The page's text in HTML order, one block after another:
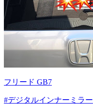
フリード GB7
#デジタルインナーミラー